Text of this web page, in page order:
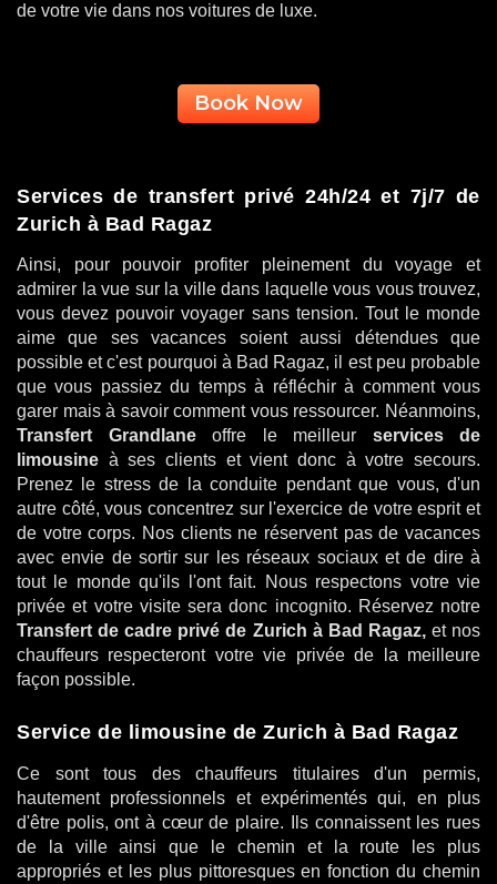
de votre vie dans nos voitures de luxe.
Book Now
Services de transfert privé 24h/24 et 7j/7 de
Zurich à Bad Ragaz
Ainsi, pour pouvoir profiter pleinement du voyage et
admirer la vue sur la ville dans laquelle vous vous trouvez,
vous devez pouvoir voyager sans tension. Tout le monde
aime que ses vacances soient aussi détendues que
possible et c'est pourquoi à Bad Ragaz, il est peu probable
que vous passiez du temps à réfléchir à comment vous
garer mais à savoir comment vous ressourcer. Néanmoins,
Transfert Grandlane offre le meilleur services de
limousine à ses clients et vient donc à votre secours.
Prenez le stress de la conduite pendant que vous, d'un
autre côté, vous concentrez sur l'exercice de votre esprit et
de votre corps. Nos clients ne réservent pas de vacances
avec envie de sortir sur les réseaux sociaux et de dire à
tout le monde qu'ils l'ont fait. Nous respectons votre vie
privée et votre visite sera donc incognito. Réservez notre
Transfert de cadre privé de Zurich à Bad Ragaz, et nos
chauffeurs respecteront votre vie privée de la meilleure
façon possible.
Service de limousine de Zurich à Bad Ragaz
Ce sont tous des chauffeurs titulaires d'un permis,
hautement professionnels et expérimentés qui, en plus
d'être polis, ont à cœur de plaire. Ils connaissent les rues
de la ville ainsi que le chemin et la route les plus
appropriés et les plus pittoresques en fonction du chemin